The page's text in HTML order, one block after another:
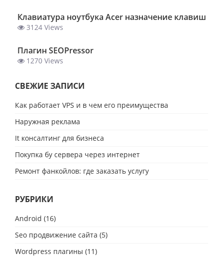
Клавиатура ноутбука Acer назначение клавиш
3124 Views
Плагин SEOPressor
1270 Views
СВЕЖИЕ ЗАПИСИ
Как работает VPS и в чем его преимущества
Наружная реклама
It консалтинг для бизнеса
Покупка бу сервера через интернет
Ремонт фанкойлов: где заказать услугу
РУБРИКИ
Android (16)
Seo продвижение сайта (5)
Wordpress плагины (11)